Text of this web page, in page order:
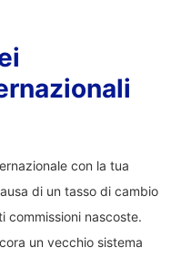
con la tua
di un tasso di cambio
commissioni nascoste.
un vecchio sistema